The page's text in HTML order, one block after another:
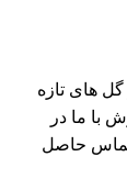
های تازه
با ما در
حاصل